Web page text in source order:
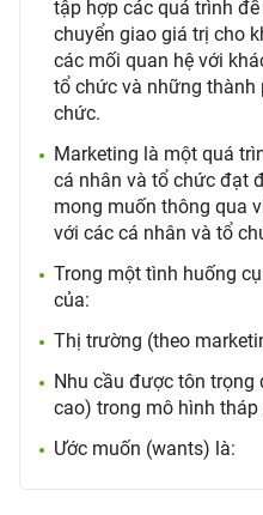
tập hợp các quá trình
chuyển giao giá trị cho
các mối quan hệ với
tổ chức và những thành
chức.
Marketing là một quá
cá nhân và tổ chức đạt
mong muốn thông qua
với các cá nhân và tổ
Trong một tình huống
của:
Thị trường (theo
Nhu cầu được tôn
cao) trong mô hình
Ước muốn (wants) là: